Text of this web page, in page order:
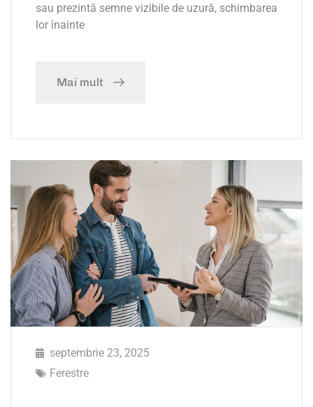
sau prezintă semne vizibile de uzură, schimbarea
lor înainte
Mai mult
septembrie 23, 2025
Ferestre